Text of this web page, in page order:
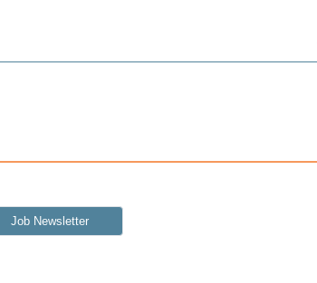
Job Newsletter